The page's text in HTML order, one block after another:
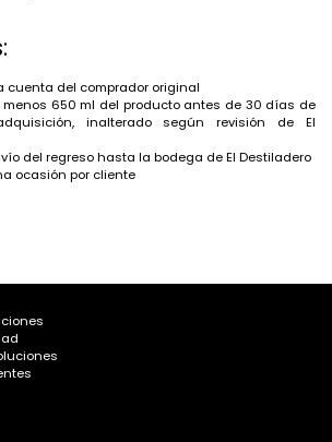
cuenta del comprador original
menos 650 ml del producto antes de 30 días de
inalterado según revisión de El
del regreso hasta la bodega de El Destiladero
ocasión por cliente